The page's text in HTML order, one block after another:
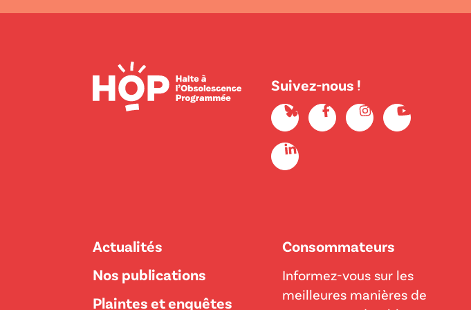
Suivez-nous !
Actualités
Nos publications
Plaintes et enquêtes
Consommateurs
Informez-vous sur les
meilleures manières de